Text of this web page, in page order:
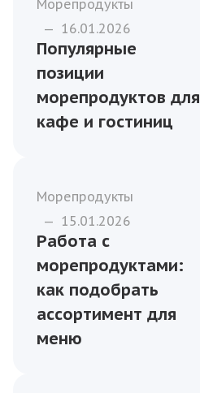
Морепродукты
— 16.01.2026
Популярные
позиции
морепродуктов для
кафе и гостиниц
Морепродукты
— 15.01.2026
Работа с
морепродуктами:
как подобрать
ассортимент для
меню